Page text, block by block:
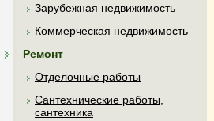
Зарубежная недвижимость
Коммерческая недвижимость
Ремонт
Отделочные работы
Сантехнические работы,
сантехника